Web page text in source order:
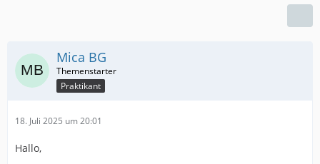
Mica BG
Praktikant
18. Juli 2025 um 20:01
Hallo,